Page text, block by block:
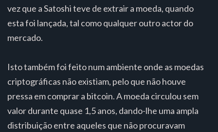
vez que a Satoshi teve de extrair a moeda, quando
esta foi lançada, tal como qualquer outro actor do
mercado.
Isto também foi feito num ambiente onde as moedas
criptográficas não existiam, pelo que não houve
pressa em comprar a bitcoin. A moeda circulou sem
valor durante quase 1,5 anos, dando-lhe uma ampla
distribuição entre aqueles que não procuravam